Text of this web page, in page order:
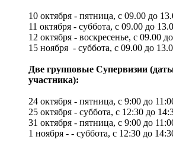
10 октября - пятница, с 09.00 до
11 октября - суббота, с 09.00 до
12 октября - воскресенье, с 09.00
15 ноября - суббота, с 09.00 до
Две групповые Супервизии
участника):
24 октября - пятница, с 9:00 до
25 октября - суббота, с 12:30 до
31 октября - пятница, с 9:00 до
1 ноября - - суббота, с 12:30 до